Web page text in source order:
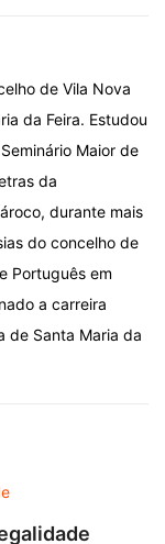
de Vila Nova
da Feira. Estudou
Maior de
da
durante mais
do concelho de
Português em
a carreira
de Santa Maria da